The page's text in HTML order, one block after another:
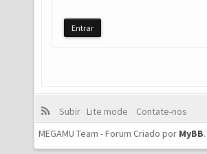
Subir Lite mode
Contate-nos
MEGAMU Team - Forum Criado por MyBB.